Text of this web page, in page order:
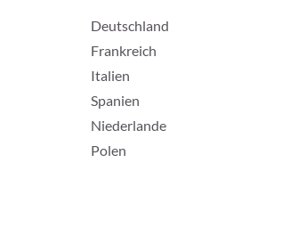
Deutschland
Frankreich
Italien
Spanien
Niederlande
Polen